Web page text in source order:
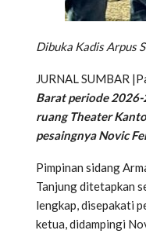
Dibuka Kadis Arpus
JURNAL SUMBAR
Barat periode
ruang Theater
pesaingnya Novic
Pimpinan sidang
Tanjung ditetapkan
lengkap, disepakati
ketua, didampingi